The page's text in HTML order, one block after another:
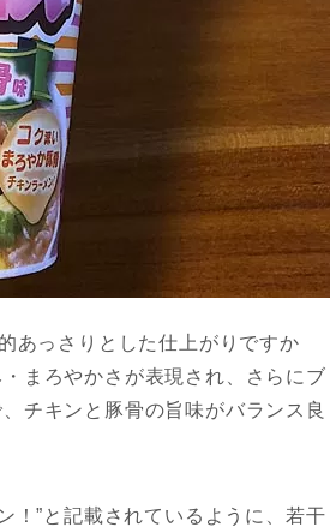
あっさりとした仕上がりですか
まろやかさが表現され、さらにブ
チキンと豚骨の旨味がバランス良
！”と記載されているように、若干